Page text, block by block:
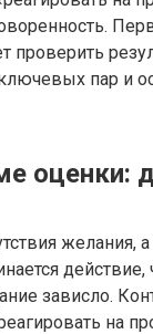
проверить
пар и
оценки:
желания, а
действие,
зависло.
на